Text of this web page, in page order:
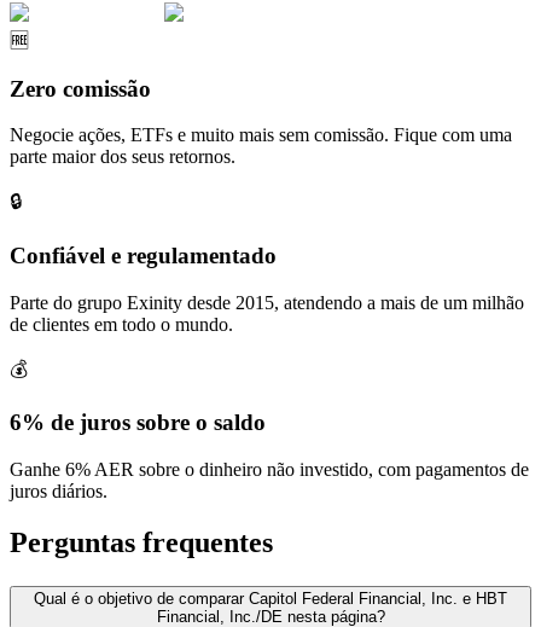
🆓
Zero comissão
Negocie ações, ETFs e muito mais sem comissão. Fique com uma
parte maior dos seus retornos.
🔒
Confiável e regulamentado
Parte do grupo Exinity desde 2015, atendendo a mais de um milhão
de clientes em todo o mundo.
💰
6% de juros sobre o saldo
Ganhe 6% AER sobre o dinheiro não investido, com pagamentos de
juros diários.
Perguntas frequentes
Qual é o objetivo de comparar Capitol Federal Financial, Inc. e HBT
Financial, Inc./DE nesta página?